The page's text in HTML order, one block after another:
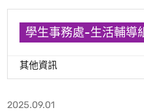
學生事務處-生活輔導
其他資訊
2025.09.01